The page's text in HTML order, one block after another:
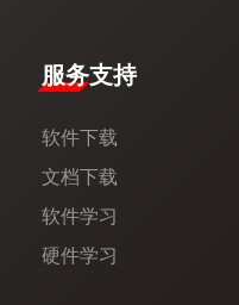
服务支持
软件下载
文档下载
软件学习
硬件学习